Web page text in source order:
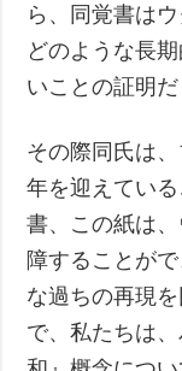
ら、同覚書は
どのような長
いことの証明だ
その際同氏は
年を迎えてい
書、この紙は
障することが
な過ちの再現
で、私たちは